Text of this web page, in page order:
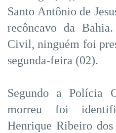
Santo Antônio de
recôncavo da
Civil, ninguém foi
segunda-feira (02).
Segundo a Polícia
morreu foi
Henrique Ribeiro